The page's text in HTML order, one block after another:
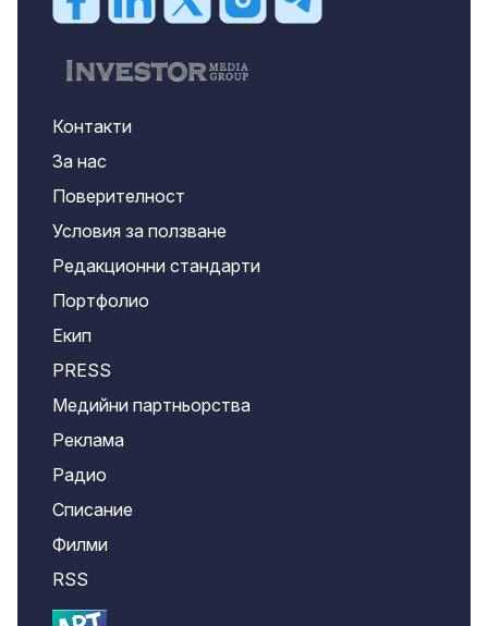
Контакти
За нас
Поверителност
Условия за ползване
Редакционни стандарти
Портфолио
Екип
PRESS
Медийни партньорства
Реклама
Радио
Списание
Филми
RSS